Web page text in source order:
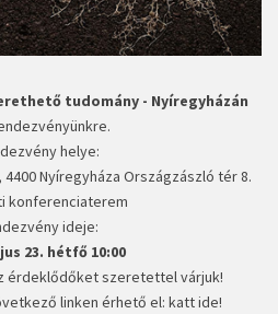
tudomány - Nyíregyházán
helye:
Nyíregyháza Országzászló tér 8.
konferenciaterem
ideje:
23. hétfő 10:00
érdeklődőket szeretettel várjuk!
linken érhető el: katt ide!